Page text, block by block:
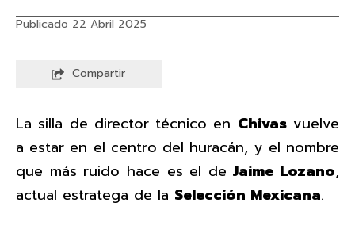
Publicado 22 Abril 2025
Compartir
La silla de director técnico en Chivasvuelve
a estar en el centro del huracán, y el nombre
que más ruido hace es el deJaime Lozano,
actual estratega de la Selección Mexicana.